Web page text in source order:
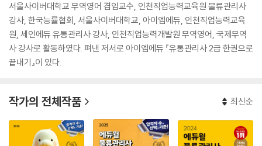
서울사이버대학교 무역영어 겸임교수, 인천직업능력교육원 물류관리사
강사, 한국능률협회, 서울사이버대학교, 아이엠에듀, 인천직업능력교육
원, 세인에듀 유통관리사 강사, 인천직업능력개발원 무역영어, 국제무역
사 강사로 활동하였다. 펴낸 저서로 아이엠에듀 『유통관리사 2급 한권으로
끝내기』이 있다.
작가의 전체작품 최신순